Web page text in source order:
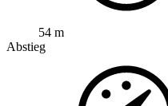
54 m
Abstieg